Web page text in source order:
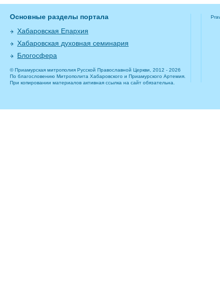
Основные разделы портала
Хабаровская Епархия
Хабаровская духовная семинария
Блогосфера
© Приамурская митрополия Русской Православной Церкви, 2012 - 2026
По благословению Митрополита Хабаровского и Приамурского Артемия.
При копировании материалов активная ссылка на сайт обязательна.